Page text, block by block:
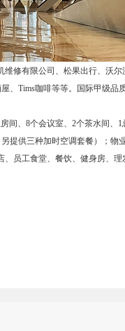
修有限公司、松果出行、沃尔
、Tims咖啡等等。国际甲级品
间、8个会议室、2个茶水间、
提供三种加时空调套餐）；物
员工食堂、餐饮、健身房、理